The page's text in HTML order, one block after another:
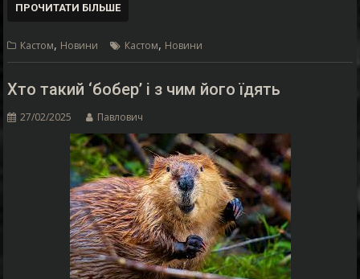
ПРОЧИТАТИ БІЛЬШЕ
Кастом, Новини Кастом, Новини
Хто такий ‘бобер’ і з чим його їдять
27/02/2025 Павлович